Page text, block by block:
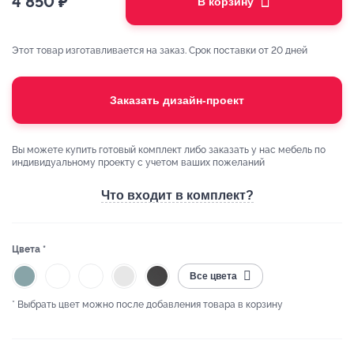
Этот товар изготавливается на заказ. Срок поставки от 20 дней
Заказать дизайн-проект
Вы можете купить готовый комплект либо заказать у нас мебель по
индивидуальному проекту с учетом ваших пожеланий
Что входит в комплект?
Цвета *
Все цвета
* Выбрать цвет можно после добавления товара в корзину